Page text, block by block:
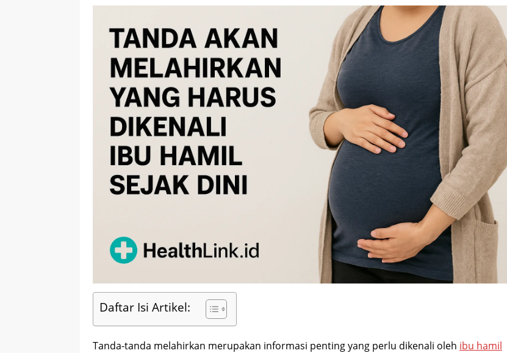
Daftar Isi Artikel:
Tanda-tanda melahirkan merupakan informasi penting yang perlu dikenali oleh ibu hamil